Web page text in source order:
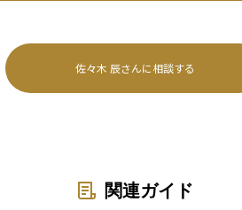
佐々木 辰さんに相談する
関連ガイド